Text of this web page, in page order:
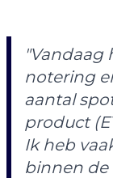
"Vandaag
notering
aantal
product
Ik heb
binnen de